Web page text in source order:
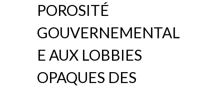
POROSITÉ
GOUVERNEMENTAL
E AUX LOBBIES
OPAQUES DES